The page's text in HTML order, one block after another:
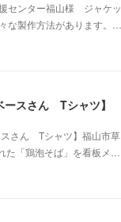
センター福山様 ジャケッ
な製作方法があります。…
ースさん Tシャツ】
スさん Tシャツ】福山市草
た「鶏泡そば」を看板メ…